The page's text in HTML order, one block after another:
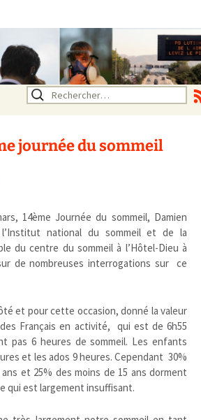
pour
Rechercher :
journée du sommeil
14ème Journée du sommeil, Damien
national du sommeil et de la
du centre du sommeil à l’Hôtel-Dieu à
de nombreuses interrogations sur ce
et pour cette occasion, donné la valeur
Français en activité, qui est de 6h55
pas 6 heures de sommeil. Les enfants
et les ados 9 heures. Cependant 30%
et 25% des moins de 15 ans dorment
qui est largement insuffisant.